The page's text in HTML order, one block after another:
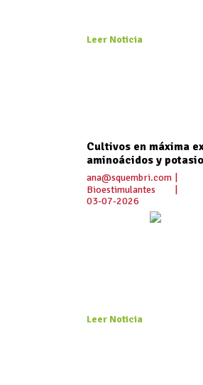
Leer Noticia
Cultivos en máxima
aminoácidos y
ana@squembri.com
Bioestimulantes
03-07-2026
Leer Noticia